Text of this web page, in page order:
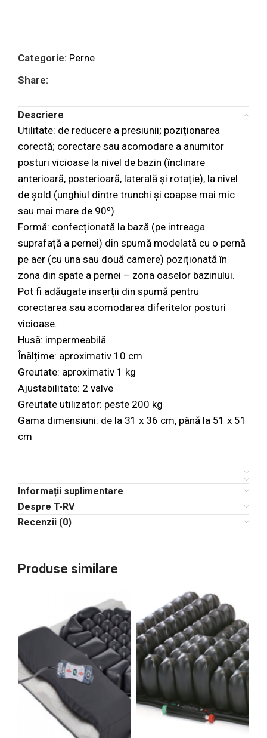
Categorie: Perne
Share:
Descriere
Utilitate: de reducere a presiunii; poziționarea
corectă; corectare sau acomodare a anumitor
posturi vicioase la nivel de bazin (înclinare
anterioară, posterioară, laterală și rotație), la nivel
de șold (unghiul dintre trunchi și coapse mai mic
sau mai mare de 90º)
Formă: confecționată la bază (pe intreaga
suprafață a pernei) din spumă modelată cu o pernă
pe aer (cu una sau două camere) poziționată în
zona din spate a pernei – zona oaselor bazinului.
Pot fi adăugate inserții din spumă pentru
corectarea sau acomodarea diferitelor posturi
vicioase.
Husă: impermeabilă
Înălțime: aproximativ 10 cm
Greutate: aproximativ 1 kg
Ajustabilitate: 2 valve
Greutate utilizator: peste 200 kg
Gama dimensiuni: de la 31 x 36 cm, până la 51 x 51
cm
Informații suplimentare
Despre T-RV
Recenzii (0)
Produse similare